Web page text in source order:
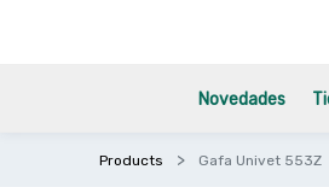
Novedades
Products Gafa Univet 553Z